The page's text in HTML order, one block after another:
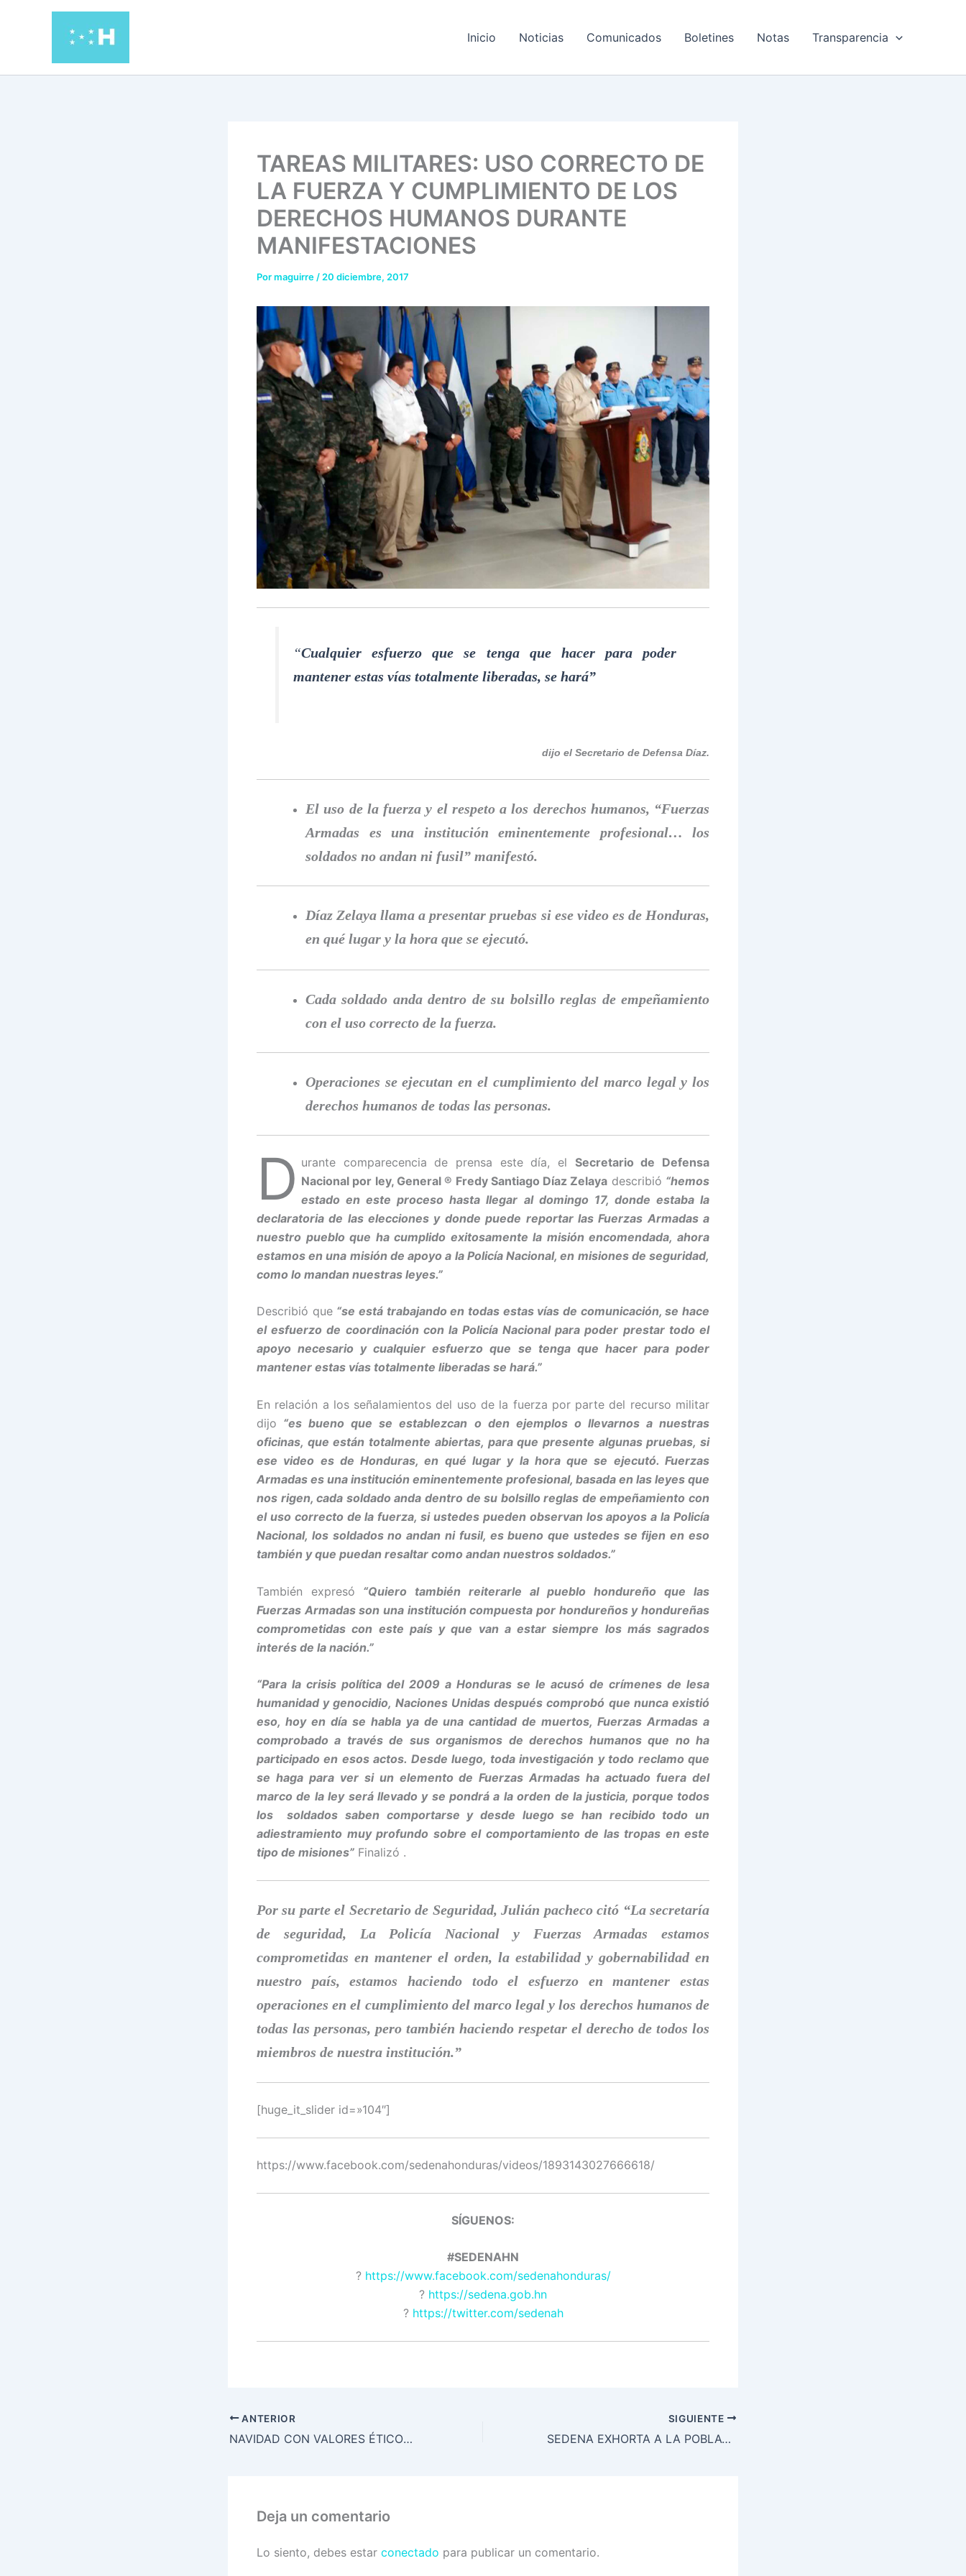
Inicio Noticias Comunicados Boletines Notas Transparencia
TAREAS MILITARES: USO CORRECTO DE
LA FUERZA Y CUMPLIMIENTO DE LOS
DERECHOS HUMANOS DURANTE
MANIFESTACIONES
Pormaguirre / 20 diciembre, 2017
“Cualquier esfuerzo que se tenga que hacer para poder
mantener estas vías totalmente liberadas, se hará”
dijo el Secretario de Defensa Díaz.
El uso de la fuerza y el respeto a los derechos humanos, “Fuerzas
Armadas es una institución eminentemente profesional… los
soldados no andan ni fusil” manifestó.
Díaz Zelaya llama a presentar pruebas si ese video es de Honduras,
en qué lugar y la hora que se ejecutó.
Cada soldado anda dentro de su bolsillo reglas de empeñamiento
con el uso correcto de la fuerza.
Operaciones se ejecutan en el cumplimiento del marco legal y los
derechos humanos de todas las personas.
D urante comparecencia de prensa este día, el Secretario de Defensa
Nacional por ley, General ® Fredy Santiago Díaz Zelaya describió “hemos
estado en este proceso hasta llegar al domingo 17, donde estaba la
declaratoria de las elecciones y donde puede reportar las Fuerzas Armadas a
nuestro pueblo que ha cumplido exitosamente la misión encomendada, ahora
estamos en una misión de apoyo a la Policía Nacional, en misiones de seguridad,
como lo mandan nuestras leyes.”
Describió que “se está trabajando en todas estas vías de comunicación, se hace
el esfuerzo de coordinación con la Policía Nacional para poder prestar todo el
apoyo necesario y cualquier esfuerzo que se tenga que hacer para poder
mantener estas vías totalmente liberadas se hará.”
En relación a los señalamientos del uso de la fuerza por parte del recurso militar
dijo “es bueno que se establezcan o den ejemplos o llevarnos a nuestras
oficinas, que están totalmente abiertas, para que presente algunas pruebas, si
ese video es de Honduras, en qué lugar y la hora que se ejecutó. Fuerzas
Armadas es una institución eminentemente profesional, basada en las leyes que
nos rigen, cada soldado anda dentro de su bolsillo reglas de empeñamiento con
el uso correcto de la fuerza, si ustedes pueden observan los apoyos a la Policía
Nacional, los soldados no andan ni fusil, es bueno que ustedes se fijen en eso
también y que puedan resaltar como andan nuestros soldados.”
También expresó “Quiero también reiterarle al pueblo hondureño que las
Fuerzas Armadas son una institución compuesta por hondureños y hondureñas
comprometidas con este país y que van a estar siempre los más sagrados
interés de la nación.”
“Para la crisis política del 2009 a Honduras se le acusó de crímenes de lesa
humanidad y genocidio, Naciones Unidas después comprobó que nunca existió
eso, hoy en día se habla ya de una cantidad de muertos, Fuerzas Armadas a
comprobado a través de sus organismos de derechos humanos que no ha
participado en esos actos. Desde luego, toda investigación y todo reclamo que
se haga para ver si un elemento de Fuerzas Armadas ha actuado fuera del
marco de la ley será llevado y se pondrá a la orden de la justicia, porque todos
los soldados saben comportarse y desde luego se han recibido todo un
adiestramiento muy profundo sobre el comportamiento de las tropas en este
tipo de misiones” Finalizó .
Por su parte el Secretario de Seguridad, Julián pacheco citó “La secretaría
de seguridad, La Policía Nacional y Fuerzas Armadas estamos
comprometidas en mantener el orden, la estabilidad y gobernabilidad en
nuestro país, estamos haciendo todo el esfuerzo en mantener estas
operaciones en el cumplimiento del marco legal y los derechos humanos de
todas las personas, pero también haciendo respetar el derecho de todos los
miembros de nuestra institución.”
[huge_it_slider id=»104″]
https://www.facebook.com/sedenahonduras/videos/1893143027666618/
SÍGUENOS:
#SEDENAHN
? https://www.facebook.com/sedenahonduras/
? https://sedena.gob.hn
? https://twitter.com/sedenah
ANTERIOR
NAVIDAD CON VALORES ÉTICOS, INTEGRACIÓN Y PARTICIPACIÓN
SIGUIENTE
SEDENA EXHORTA A LA POBLACIÓN NO ACUDIR CON MENORES DE EDAD Y ADULTOS MAYORES A PROTESTAS
Deja un comentario
Lo siento, debes estar conectado para publicar un comentario.